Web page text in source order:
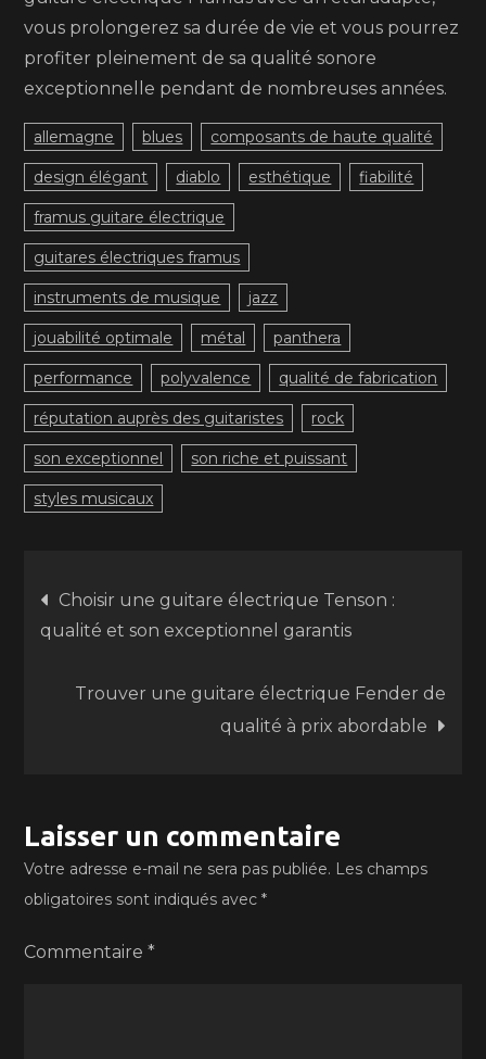
vous prolongerez sa durée de vie et vous pourrez
profiter pleinement de sa qualité sonore
exceptionnelle pendant de nombreuses années.
allemagne blues composants de haute qualité
design élégant diablo esthétique fiabilité
framus guitare électrique
guitares électriques framus
instruments de musique jazz
jouabilité optimale métal panthera
performance polyvalence qualité de fabrication
réputation auprès des guitaristes rock
son exceptionnel son riche et puissant
styles musicaux
Navigation
de
l’article
Choisir une guitare électrique Tenson :
qualité et son exceptionnel garantis
Trouver une guitare électrique Fender de
qualité à prix abordable
Laisser un commentaire
Votre adresse e-mail ne sera pas publiée. Les champs
obligatoires sont indiqués avec*
Commentaire*